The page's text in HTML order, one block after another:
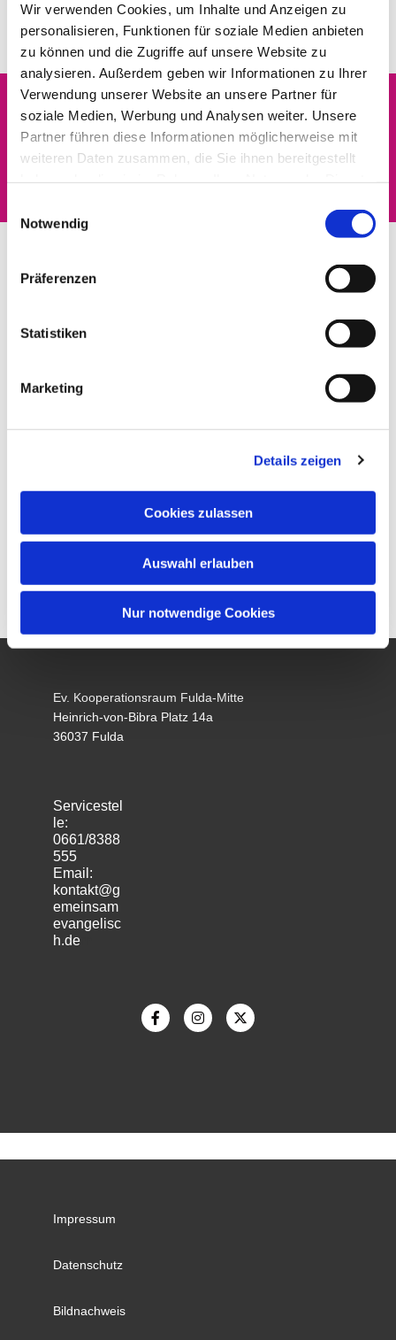
Wir verwenden Cookies, um Inhalte und Anzeigen zu
personalisieren, Funktionen für soziale Medien anbieten
zu können und die Zugriffe auf unsere Website zu
analysieren. Außerdem geben wir Informationen zu Ihrer
Verwendung unserer Website an unsere Partner für
soziale Medien, Werbung und Analysen weiter. Unsere
Partner führen diese Informationen möglicherweise mit
weiteren Daten zusammen, die Sie ihnen bereitgestellt
Notwendig
Präferenzen
Statistiken
Marketing
Details zeigen
Cookies zulassen
Auswahl erlauben
Nur notwendige Cookies
Dies könnte Sie auch
interessieren
Ev. Kooperationsraum Fulda-Mitte
Heinrich-von-Bibra Platz 14a
36037 Fulda
Servicestel
le:
0661/8388
555
Email:
kontakt@g
emeinsam
evangelisc
h.de
Impressum
Datenschutz
Bildnachweis